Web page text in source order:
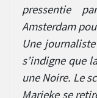
pressentie
Amsterdam
Une
s’indigne que
une Noire. Le
Marieke se